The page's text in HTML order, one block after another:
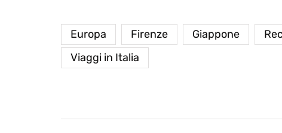
Europa Firenze Giappone
Viaggi in Italia